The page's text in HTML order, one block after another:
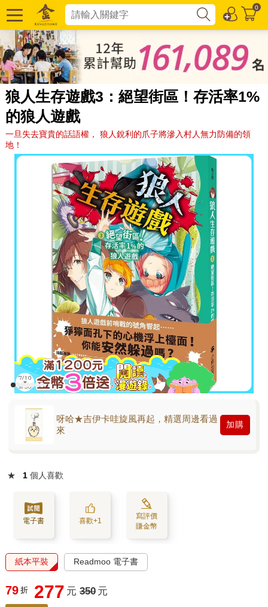
0
狼人生存遊戲3：絕望街區！存活率1%
的狼人遊戲
一旦失去寶貴的話語權， 狼人銳利的爪子將滲入村人無力防備的領
地！
呀哈★吉伊卡哇旋風再起，精選周邊看過
來
加購
★ 1 個人喜歡
電子書 喜歡+1
寫評價
賺金幣
紙本平裝 Readmoo 電子書
79 折 277 元 350 元